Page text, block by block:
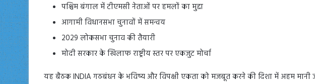
पश्चिम बंगाल में टीएमसी नेताओं पर हमलों का मुद्दा
आगामी विधानसभा चुनावों में समन्वय
2029 लोकसभा चुनाव की तैयारी
मोदी सरकार के खिलाफ राष्ट्रीय स्तर पर एकजुट मोर्चा
यह बैठक INDIA गठबंधन के भविष्य और विपक्षी एकता को मजबूत करने की दिशा में अहम मानी